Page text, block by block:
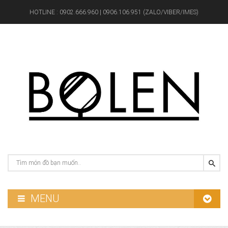
HOTLINE : 0902.666.960 | 0906.106.951 (ZALO/VIBER/IMES)
MENU